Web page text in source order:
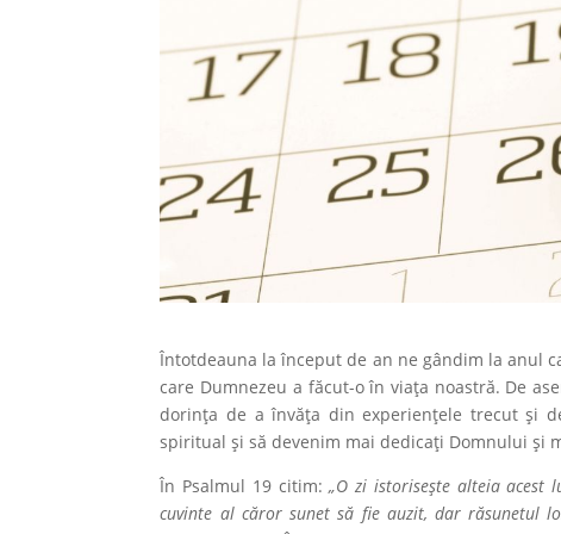
Întotdeauna la început de an ne gândim la anul
care Dumnezeu a făcut-o în viața noastră. De
dorința de a învăţa din experienţele trecut şi
spiritual şi să devenim mai dedicați Domnului şi
În Psalmul 19 citim:„O zi istoriseşte alteia acest
cuvinte al căror sunet să fie auzit, dar răsunetul